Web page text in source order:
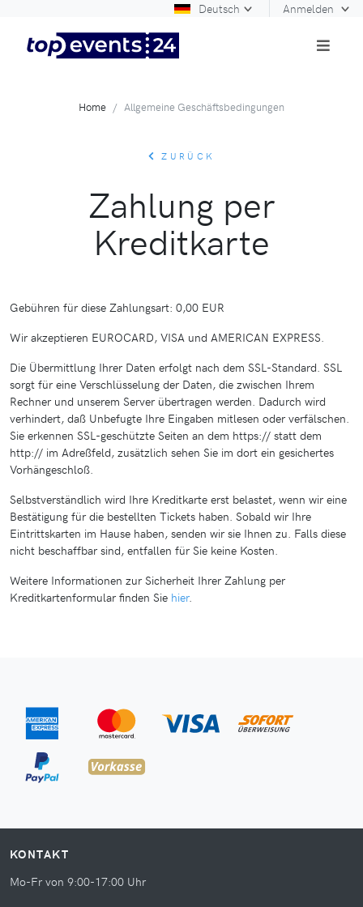
Deutsch Anmelden
Home Allgemeine Geschäftsbedingungen
ZURÜCK
Zahlung per
Kreditkarte
Gebühren für diese Zahlungsart: 0,00 EUR
Wir akzeptieren EUROCARD, VISA und AMERICAN EXPRESS.
Die Übermittlung Ihrer Daten erfolgt nach dem SSL-Standard. SSL
sorgt für eine Verschlüsselung der Daten, die zwischen Ihrem
Rechner und unserem Server übertragen werden. Dadurch wird
verhindert, daß Unbefugte Ihre Eingaben mitlesen oder verfälschen.
Sie erkennen SSL-geschützte Seiten an dem https:// statt dem
http:// im Adreßfeld, zusätzlich sehen Sie im dort ein gesichertes
Vorhängeschloß.
Selbstverständlich wird Ihre Kreditkarte erst belastet, wenn wir eine
Bestätigung für die bestellten Tickets haben. Sobald wir Ihre
Eintrittskarten im Hause haben, senden wir sie Ihnen zu. Falls diese
nicht beschaffbar sind, entfallen für Sie keine Kosten.
Weitere Informationen zur Sicherheit Ihrer Zahlung per
Kreditkartenformular finden Sie hier.
KONTAKT
Mo-Fr von 9:00-17:00 Uhr